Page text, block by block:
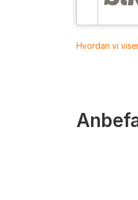
Hvordan vi